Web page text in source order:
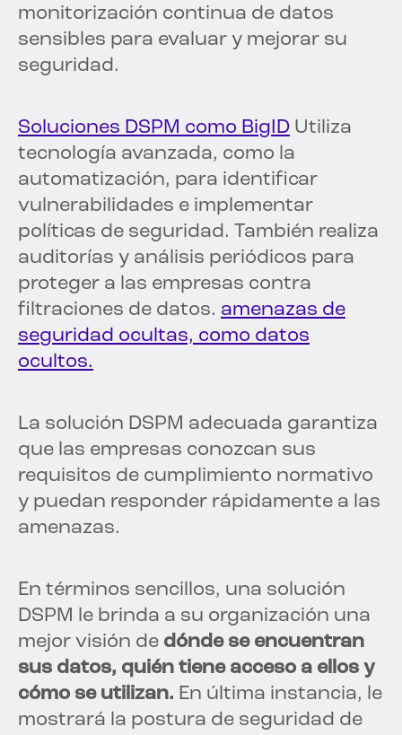
monitorización continua de datos
sensibles para evaluar y mejorar su
seguridad.
Soluciones DSPM como BigID Utiliza
tecnología avanzada, como la
automatización, para identificar
vulnerabilidades e implementar
políticas de seguridad. También realiza
auditorías y análisis periódicos para
proteger a las empresas contra
filtraciones de datos. amenazas de
seguridad ocultas, como datos
ocultos.
La solución DSPM adecuada garantiza
que las empresas conozcan sus
requisitos de cumplimiento normativo
y puedan responder rápidamente a las
amenazas.
En términos sencillos, una solución
DSPM le brinda a su organización una
mejor visión de dónde se encuentran
sus datos, quién tiene acceso a ellos y
cómo se utilizan. En última instancia, le
mostrará la postura de seguridad de